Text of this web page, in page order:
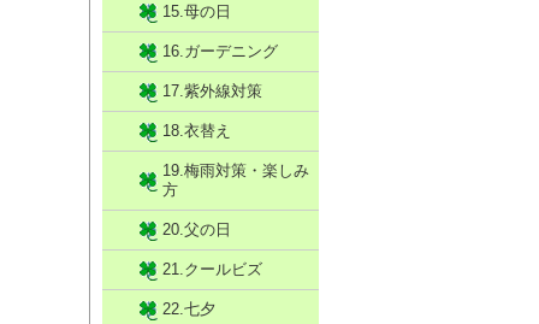
15.母の日
16.ガーデニング
17.紫外線対策
18.衣替え
19.梅雨対策・楽しみ
方
20.父の日
21.クールビズ
22.七夕